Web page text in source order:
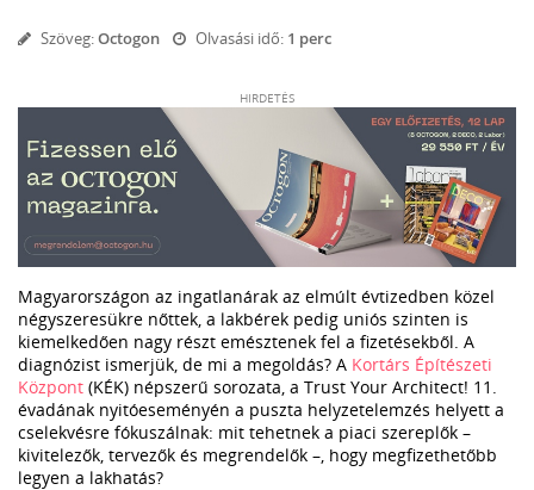
Szöveg:Octogon Olvasási idő: 1 perc
HIRDETÉS
Magyarországon az ingatlanárak az elmúlt évtizedben közel
négyszeresükre nőttek, a lakbérek pedig uniós szinten is
kiemelkedően nagy részt emésztenek fel a fizetésekből. A
diagnózist ismerjük, de mi a megoldás? A Kortárs Építészeti
Központ (KÉK) népszerű sorozata, a Trust Your Architect! 11.
évadának nyitóeseményén a puszta helyzetelemzés helyett a
cselekvésre fókuszálnak: mit tehetnek a piaci szereplők –
kivitelezők, tervezők és megrendelők –, hogy megfizethetőbb
legyen a lakhatás?